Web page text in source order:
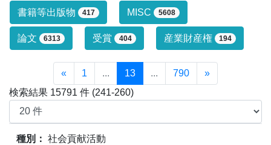
書籍等出版物 417 MISC 5608
論文 6313 受賞 404 産業財産権 194
« 1 ... 13 ... 790
»
検索結果 15791 件 (241-260)
種別： 社会貢献活動